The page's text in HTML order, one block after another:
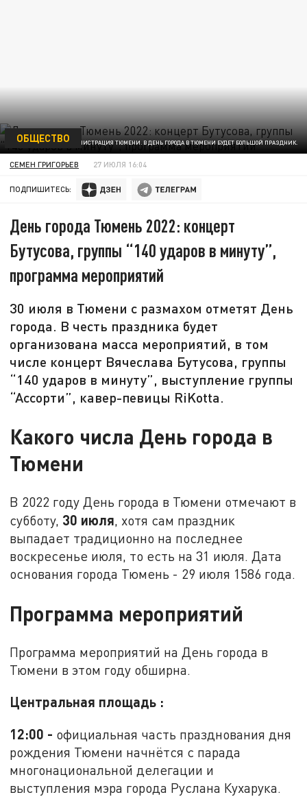
ФОТО: АДМИНИСТРАЦИЯ ТЮМЕНИ. В ДЕНЬ ГОРОДА В ТЮМЕНИ БУДЕТ БОЛЬШОЙ ПРАЗДНИК.
ОБЩЕСТВО
СЕМЕН ГРИГОРЬЕВ 27 ИЮЛЯ 16:04
ПОДПИШИТЕСЬ:
День города Тюмень 2022: концерт
Бутусова, группы “140 ударов в минуту”,
программа мероприятий
30 июля в Тюмени с размахом отметят День
города. В честь праздника будет
организована масса мероприятий, в том
числе концерт Вячеслава Бутусова, группы
“140 ударов в минуту”, выступление группы
“Ассорти”, кавер-певицы RiKotta.
Какого числа День города в
Тюмени
В 2022 году День города в Тюмени отмечают в
субботу, 30 июля, хотя сам праздник
выпадает традиционно на последнее
воскресенье июля, то есть на 31 июля. Дата
основания города Тюмень - 29 июля 1586 года.
Программа мероприятий
Программа мероприятий на День города в
Тюмени в этом году обширна.
Центральная площадь :
12:00 - официальная часть празднования дня
рождения Тюмени начнётся с парада
многонациональной делегации и
выступления мэра города Руслана Кухарука.